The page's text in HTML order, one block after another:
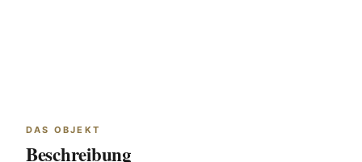
DAS OBJEKT
Beschreibung